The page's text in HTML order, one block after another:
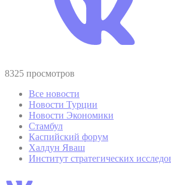
8325 просмотров
Все новости
Новости Турции
Новости Экономики
Стамбул
Каспийский форум
Халдун Яваш
Институт стратегических